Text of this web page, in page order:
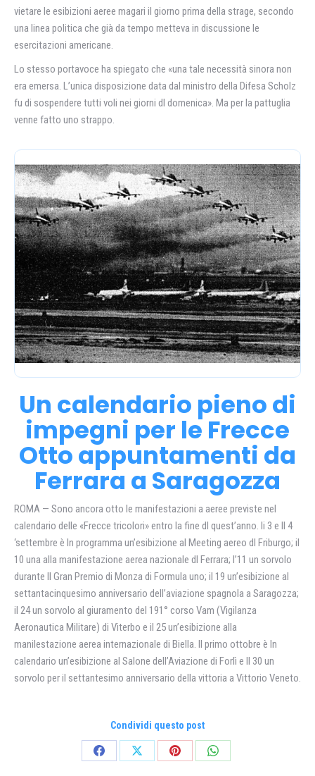
vietare le esibizioni aeree magari il giorno prima della strage, secondo
una linea politica che già da tempo metteva in discussione le
esercitazioni americane.
Lo stesso portavoce ha spiegato che «una tale necessità sinora non
era emersa. L’unica disposizione data dal ministro della Difesa Scholz
fu di sospendere tutti voli nei giorni dl domenica». Ma per la pattuglia
venne fatto uno strappo.
Un calendario pieno di
impegni per le Frecce
Otto appuntamenti da
Ferrara a Saragozza
ROMA — Sono ancora otto le manifestazioni a aeree previste nel
calendario delle «Frecce tricolori» entro la fine dl quest’anno. li 3 e II 4
‘settembre è In programma un’esibizione al Meeting aereo dl Friburgo; il
10 una alla manifestazione aerea nazionale dl Ferrara; l’11 un sorvolo
durante II Gran Premio di Monza di Formula uno; il 19 un’esibizione al
settantacinquesimo anniversario dell’aviazione spagnola a Saragozza;
il 24 un sorvolo al giuramento del 191° corso Vam (Vigilanza
Aeronautica Militare) di Viterbo e il 25 un’esibizione alla
manilestazione aerea internazionale di Biella. Il primo ottobre è In
calendario un’esibizione al Salone dell’Aviazione di Forlì e II 30 un
sorvolo per il settantesimo anniversario della vittoria a Vittorio Veneto.
Condividi questo post
CondividiCondividiCondividiCondividi